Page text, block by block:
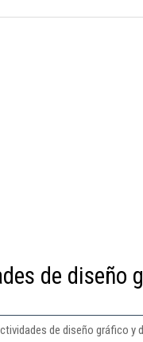
de diseño
de diseño gráfico y